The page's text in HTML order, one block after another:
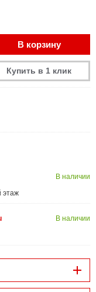
В корзину
Купить в 1 клик
этаж
В наличии
В наличии